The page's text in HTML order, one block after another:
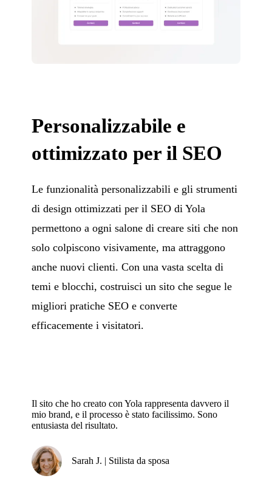
Personalizzabile e
ottimizzato per il SEO
Le funzionalità personalizzabili e gli strumenti
di design ottimizzati per il SEO di Yola
permettono a ogni salone di creare siti che non
solo colpiscono visivamente, ma attraggono
anche nuovi clienti. Con una vasta scelta di
temi e blocchi, costruisci un sito che segue le
migliori pratiche SEO e converte
efficacemente i visitatori.
Il sito che ho creato con Yola rappresenta davvero il
mio brand, e il processo è stato facilissimo. Sono
entusiasta del risultato.
Sarah J. | Stilista da sposa